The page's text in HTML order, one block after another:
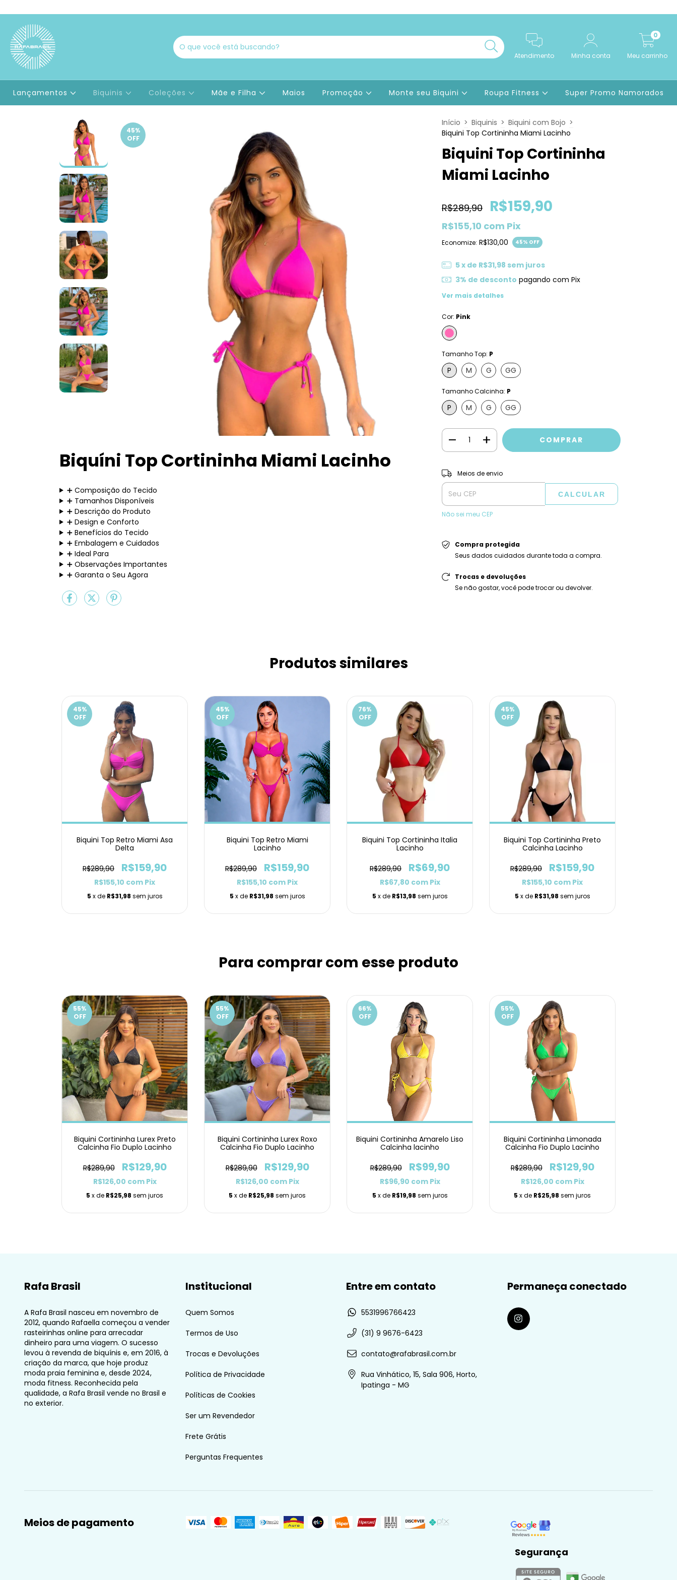
Atendimento Minha conta Meu carrinho
0
Lançamentos Biquinis Coleções Mãe e Filha Maios Promoção Monte seu Biquini Roupa Fitness Super Promo Namorados
45%
OFF
Biquíni Top Cortininha Miami Lacinho
➕ Composição do Tecido
➕ Tamanhos Disponíveis
➕ Descrição do Produto
➕ Design e Conforto
➕ Benefícios do Tecido
➕ Embalagem e Cuidados
➕ Ideal Para
➕ Observações Importantes
➕ Garanta o Seu Agora
Início > Biquinis > Biquini com Bojo >
Biquini Top Cortininha Miami Lacinho
Biquini Top Cortininha
Miami Lacinho
R$289,90 R$159,90
R$155,10 com Pix
Economize: R$130,00 45% OFF
5x de R$31,98 sem juros
3% de desconto pagando com Pix
Ver mais detalhes
Cor: Pink
Tamanho Top: P
P M G GG
Tamanho Calcinha: P
P M G GG
Entregas para o CEP:
Meios de envio
CALCULAR
Não sei meu CEP
Compra protegida
Seus dados cuidados durante toda a compra.
Trocas e devoluções
Se não gostar, você pode trocar ou devolver.
Produtos similares
45%
OFF
Biquini Top Retro Miami Asa
Delta
R$289,90 R$159,90
R$155,10 com Pix
5 x de R$31,98 sem juros
45%
OFF
Biquini Top Retro Miami
Lacinho
R$289,90 R$159,90
R$155,10 com Pix
5 x de R$31,98 sem juros
76%
OFF
Biquini Top Cortininha Italia
Lacinho
R$289,90 R$69,90
R$67,80 com Pix
5 x de R$13,98 sem juros
45%
OFF
Biquini Top Cortininha Preto
Calcinha Lacinho
R$289,90 R$159,90
R$155,10 com Pix
5 x de R$31,98 sem juros
Para comprar com esse produto
55%
OFF
Biquini Cortininha Lurex Preto
Calcinha Fio Duplo Lacinho
R$289,90 R$129,90
R$126,00 com Pix
5 x de R$25,98 sem juros
55%
OFF
Biquini Cortininha Lurex Roxo
Calcinha Fio Duplo Lacinho
R$289,90 R$129,90
R$126,00 com Pix
5 x de R$25,98 sem juros
66%
OFF
Biquini Cortininha Amarelo Liso
Calcinha lacinho
R$289,90 R$99,90
R$96,90 com Pix
5 x de R$19,98 sem juros
55%
OFF
Biquini Cortininha Limonada
Calcinha Fio Duplo Lacinho
R$289,90 R$129,90
R$126,00 com Pix
5 x de R$25,98 sem juros
Rafa Brasil
A Rafa Brasil nasceu em novembro de
2012, quando Rafaella começou a vender
rasteirinhas online para arrecadar
dinheiro para uma viagem. O sucesso
levou à revenda de biquínis e, em 2016, à
criação da marca, que hoje produz
moda praia feminina e, desde 2024,
moda fitness. Reconhecida pela
qualidade, a Rafa Brasil vende no Brasil e
no exterior.
Institucional
Quem Somos
Termos de Uso
Trocas e Devoluções
Política de Privacidade
Políticas de Cookies
Ser um Revendedor
Frete Grátis
Perguntas Frequentes
Entre em contato
5531996766423
(31) 9 9676-6423
contato@rafabrasil.com.br
Rua Vinhático, 15, Sala 906, Horto,
Ipatinga - MG
Permaneça conectado
Meios de pagamento
Segurança